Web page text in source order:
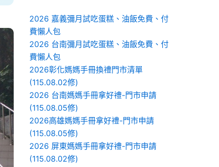
2026 嘉義彌月試吃蛋糕、油飯免費、付
費懶人包
2026 台南彌月試吃蛋糕、油飯免費、付
費懶人包
2026彰化媽媽手冊換禮門市清單
(115.08.02修)
2026 台南媽媽手冊拿好禮-門市申請
(115.08.05修)
2026高雄媽媽手冊拿好禮-門市申請
(115.08.05修)
2026 屏東媽媽手冊拿好禮-門市申請
(115.08.02修)